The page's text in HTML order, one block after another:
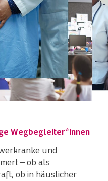
Wegbegleiter*innen
und
– ob als
ob in häuslicher